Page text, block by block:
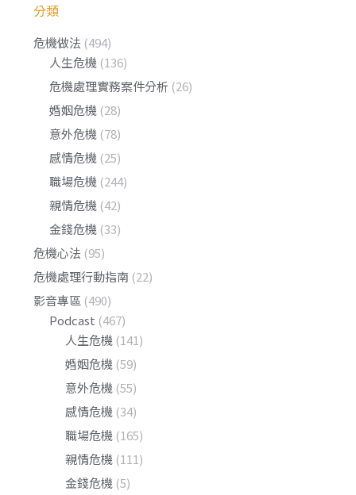
分類
危機做法 (494)
人生危機 (136)
危機處理實務案件分析 (26)
婚姻危機 (28)
意外危機 (78)
感情危機 (25)
職場危機 (244)
親情危機 (42)
金錢危機 (33)
危機心法 (95)
危機處理行動指南 (22)
影音專區 (490)
Podcast (467)
人生危機 (141)
婚姻危機 (59)
意外危機 (55)
感情危機 (34)
職場危機 (165)
親情危機 (111)
金錢危機 (5)